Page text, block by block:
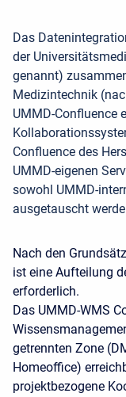
Das
der
genannt)
Medizintechnik
UMMD-Confluence
Confluence des
UMMD-eigenen
sowohl UMMD-
ausgetauscht
Nach den
ist eine Aufteilung
erforderlich.
Das UMMD-WMS
getrennten Zone
Homeoffice)
projektbezogene